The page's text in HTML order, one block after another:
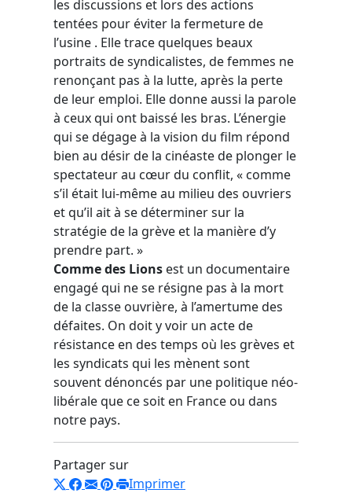
les discussions et lors des actions
tentées pour éviter la fermeture de
l’usine . Elle trace quelques beaux
portraits de syndicalistes, de femmes ne
renonçant pas à la lutte, après la perte
de leur emploi. Elle donne aussi la parole
à ceux qui ont baissé les bras. L’énergie
qui se dégage à la vision du film répond
bien au désir de la cinéaste de plonger le
spectateur au cœur du conflit, « comme
s’il était lui-même au milieu des ouvriers
et qu’il ait à se déterminer sur la
stratégie de la grève et la manière d’y
prendre part. »
Comme des Lions est un documentaire
engagé qui ne se résigne pas à la mort
de la classe ouvrière, à l’amertume des
défaites. On doit y voir un acte de
résistance en des temps où les grèves et
les syndicats qui les mènent sont
souvent dénoncés par une politique néo-
libérale que ce soit en France ou dans
notre pays.
Partager sur
Imprimer